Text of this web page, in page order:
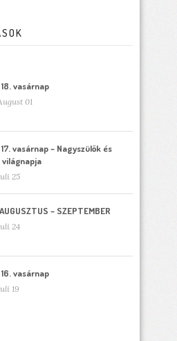
vasárnap
01
17. vasárnap – Nagyszülők és
világnapja
25
– SZEPTEMBER
24
vasárnap
19